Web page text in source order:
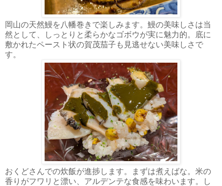
岡山の天然鰻を八幡巻きで楽しみます。鰻の美味しさは当
然として、しっとりと柔らかなゴボウが実に魅力的。底に
敷かれたペースト状の賀茂茄子も見逃せない美味しさで
す。
おくどさんでの炊飯が進捗します。まずは煮えばな。米の
香りがフワリと漂い、アルデンテな食感を味わいます。し